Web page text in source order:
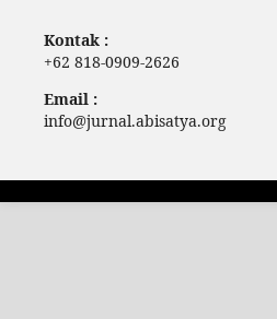
Kontak :
+62 818-0909-2626
Email :
info@jurnal.abisatya.org